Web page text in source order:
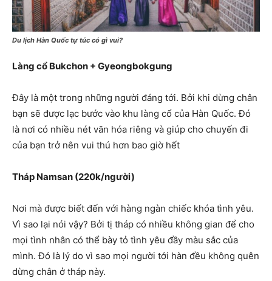
Du lịch Hàn Quốc tự túc có gì vui?
Làng cổ Bukchon + Gyeongbokgung
Đây là một trong những người đáng tới. Bởi khi dừng chân
bạn sẽ được lạc bước vào khu làng cổ của Hàn Quốc. Đó
là nơi có nhiều nét văn hóa riêng và giúp cho chuyến đi
của bạn trở nên vui thú hơn bao giờ hết
Tháp Namsan (220k/người)
Nơi mà được biết đến với hàng ngàn chiếc khóa tình yêu.
Vì sao lại nói vậy? Bởi tị tháp có nhiều không gian để cho
mọi tình nhân có thể bày tỏ tình yêu đầy màu sắc của
mình. Đó là lý do vì sao mọi người tới hàn đều không quên
dừng chân ở tháp này.